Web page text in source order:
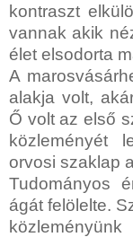
kontraszt
vannak akik
élet elsodorta
A
alakja volt,
Ő volt az első
közleményét
orvosi szaklap
Tudományos
ágát felölelte.